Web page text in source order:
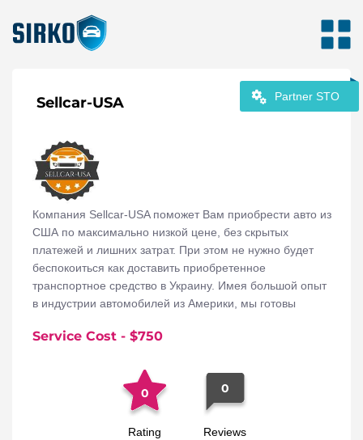
Partner STO
Sellcar-USA
Компания Sellcar-USA поможет Вам приобрести авто из
США по максимально низкой цене, без скрытых
платежей и лишних затрат. При этом не нужно будет
беспокоиться как доставить приобретенное
транспортное средство в Украину. Имея большой опыт
в индустрии автомобилей из Америки, мы готовы
покупке и доставке авто с аукционов США. При доставке
обеспечения максимально безопасной доставки.
Service Cost - $750
0
Rating
0
Reviews